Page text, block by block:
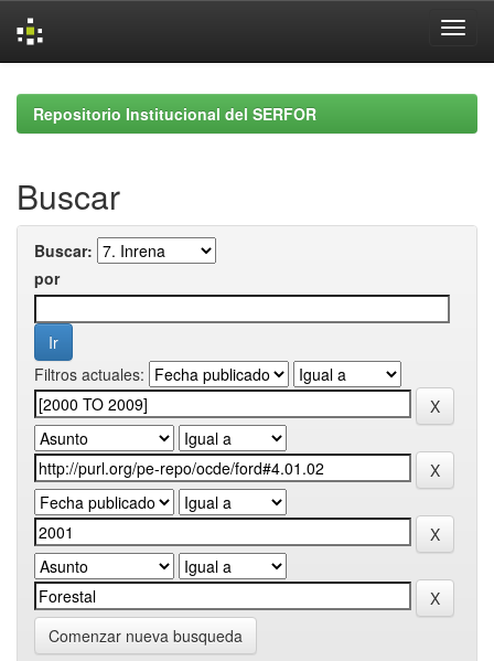
navigationRepositorio Institucional del SERFOR
Buscar
Buscar:
por
Filtros actuales:
Comenzar nueva busqueda